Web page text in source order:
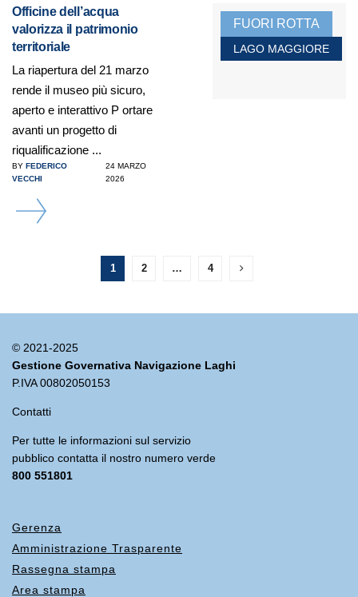
FUORI ROTTA
LAGO MAGGIORE
Officine dell’acqua
valorizza il patrimonio
territoriale
La riapertura del 21 marzo
rende il museo più sicuro,
aperto e interattivo P ortare
avanti un progetto di
riqualificazione ...
BY FEDERICO
VECCHI
24 MARZO
2026
DETAILS
1 2 … 4
© 2021-2025
Gestione Governativa Navigazione Laghi
P.IVA 00802050153
Contatti
Per tutte le informazioni sul servizio
pubblico contatta il nostro numero verde
800 551801
Gerenza
Amministrazione Trasparente
Rassegna stampa
Area stampa